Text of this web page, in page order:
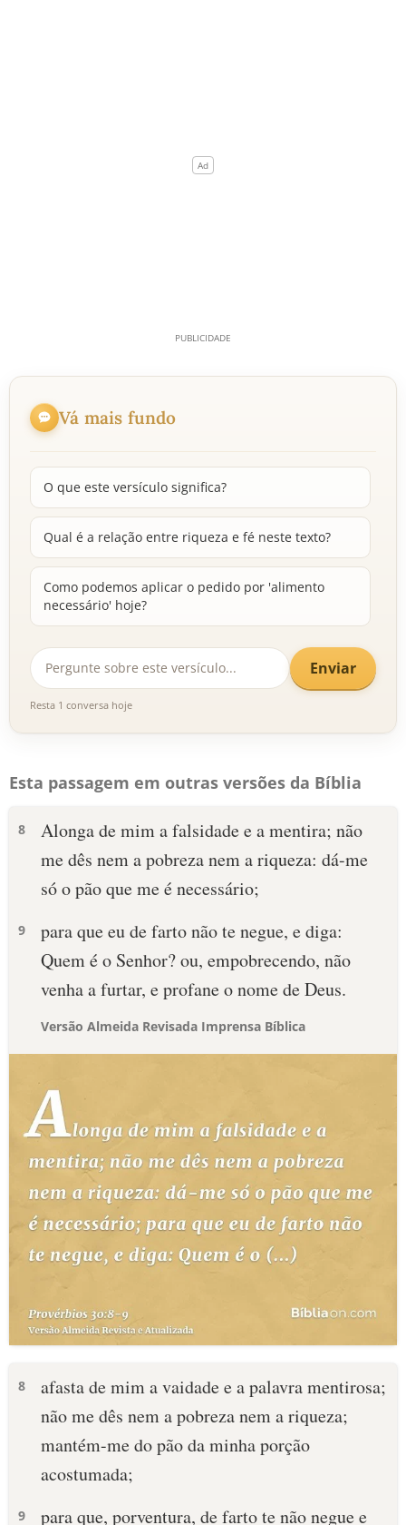
Vá mais fundo
O que este versículo significa?
Qual é a relação entre riqueza e fé neste texto?
Como podemos aplicar o pedido por 'alimento
necessário' hoje?
Enviar
Resta 1 conversa hoje
Esta passagem em outras versões da Bíblia
8
Alonga de mim a falsidade e a mentira; não
me dês nem a pobreza nem a riqueza: dá-me
só o pão que me é necessário;
9
para que eu de farto não te negue, e diga:
Quem é o Senhor? ou, empobrecendo, não
venha a furtar, e profane o nome de Deus.
Versão Almeida Revisada Imprensa Bíblica
8
afasta de mim a vaidade e a palavra mentirosa;
não me dês nem a pobreza nem a riqueza;
mantém-me do pão da minha porção
acostumada;
9 para que, porventura, de farto te não negue e